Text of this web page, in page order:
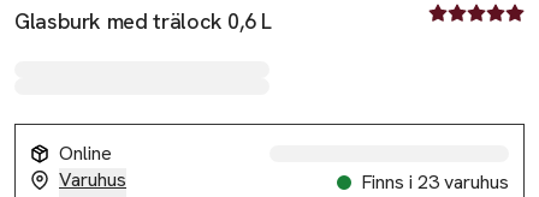
Glasburk med trälock 0,6 L
4.9 av fem
Online
Varuhus
Finns i 23 varuhus